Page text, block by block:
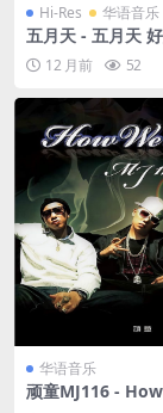
Hi-Res 华语音乐
五月天 - 五月天
你 Mayday fly to
特别版 LIVE（
12 月前 52
华语音乐
顽童MJ116 -